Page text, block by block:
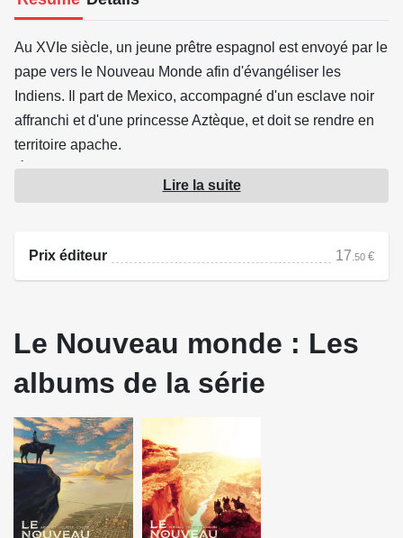
Au XVIe siècle, un jeune prêtre espagnol est envoyé par le
pape vers le Nouveau Monde afin d'évangéliser les
Indiens. Il part de Mexico, accompagné d'un esclave noir
affranchi et d'une princesse Aztèque, et doit se rendre en
territoire apache.
À leurs trousses, une bande sanguinaire bien décidée à
arrêter la princesse qui, elle, tente d'échapper à un
Source : Dargaud
Lire la suite
Prix éditeur 17 .50 €
Le Nouveau monde : Les
albums de la série